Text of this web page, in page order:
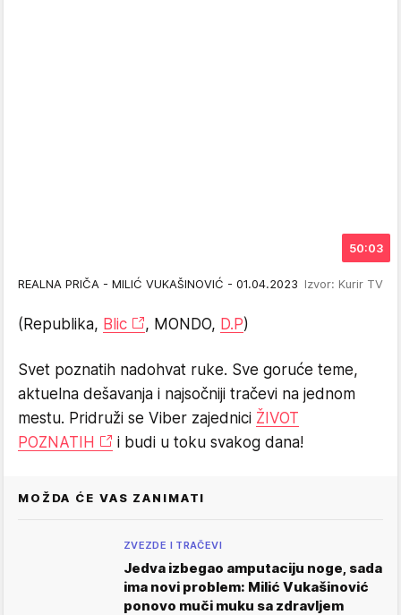
50:03
REALNA PRIČA - MILIĆ VUKAŠINOVIĆ - 01.04.2023 Izvor: Kurir TV
(Republika, Blic , MONDO, D.P)
Svet poznatih nadohvat ruke. Sve goruće teme,
aktuelna dešavanja i najsočniji tračevi na jednom
mestu. Pridruži se Viber zajednici ŽIVOT
POZNATIH
i budi u toku svakog dana!
MOŽDA ĆE VAS ZANIMATI
ZVEZDE I TRAČEVI
Jedva izbegao amputaciju noge, sada
ima novi problem: Milić Vukašinović
ponovo muči muku sa zdravljem